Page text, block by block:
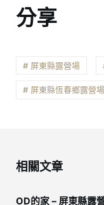
分享
# 屏東縣露營場
# 屏東縣恆春鄉露營場
相關文章
OD的家 – 屏東縣露